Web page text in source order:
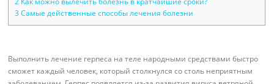
3 Самые действенные способы лечения болезни
Выполнить лечение герпеса на теле народными средствами быстро
сможет каждый человек, который столкнулся со столь неприятным